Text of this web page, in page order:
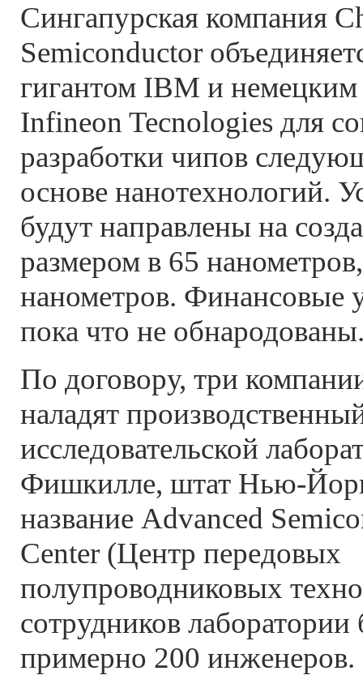
Сингапурская компания
Semiconductor
гигантом IBM и
Infineon Tecnologies для
разработки чипов
основе нанотехнологий.
будут направлены на
размером в 65
нанометров. Финансовые
пока что не
По договору, три
наладят
исследовательской
Фишкилле, штат Нью-
название Advanced
Center (Центр передовых
полупроводниковых
сотрудников лаборатории
примерно 200 инженеров.